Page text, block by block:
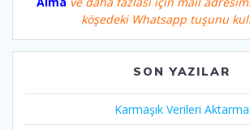
köşedeki Whatsapp tuşunu
SON YAZILAR
Karmaşık Verileri Aktarma